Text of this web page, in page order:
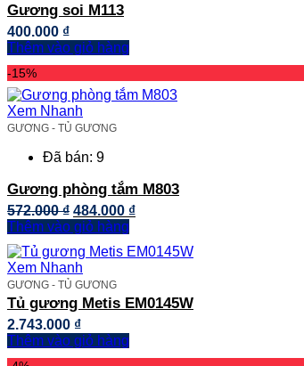
Gương soi M113
400.000 ₫
Thêm vào giỏ hàng
-15%
Xem Nhanh
GƯƠNG - TỦ GƯƠNG
Đã bán: 9
Gương phòng tắm M803
572.000₫ Giá
gốc
572.000 ₫.
484.000 ₫Giá
là:
Thêm vào giỏ hàng
Xem Nhanh
GƯƠNG - TỦ GƯƠNG
Tủ gương Metis EM0145W
2.743.000 ₫
Thêm vào giỏ hàng